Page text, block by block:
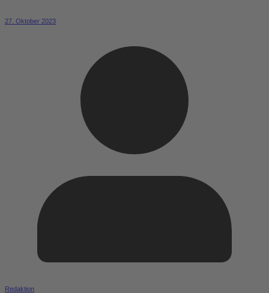
27. Oktober 2023
Redaktion